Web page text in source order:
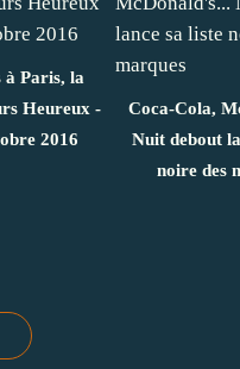
à Paris, la
Heureux -
2016
Coca-Cola,
Nuit debout
noire des